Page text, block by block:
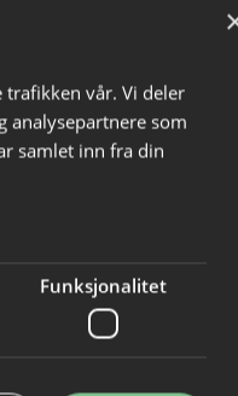
Redegjørelse
Vi er
Personvern og
vår. Vi deler
analysepartnere som
samlet inn fra din
Funksjonalitet